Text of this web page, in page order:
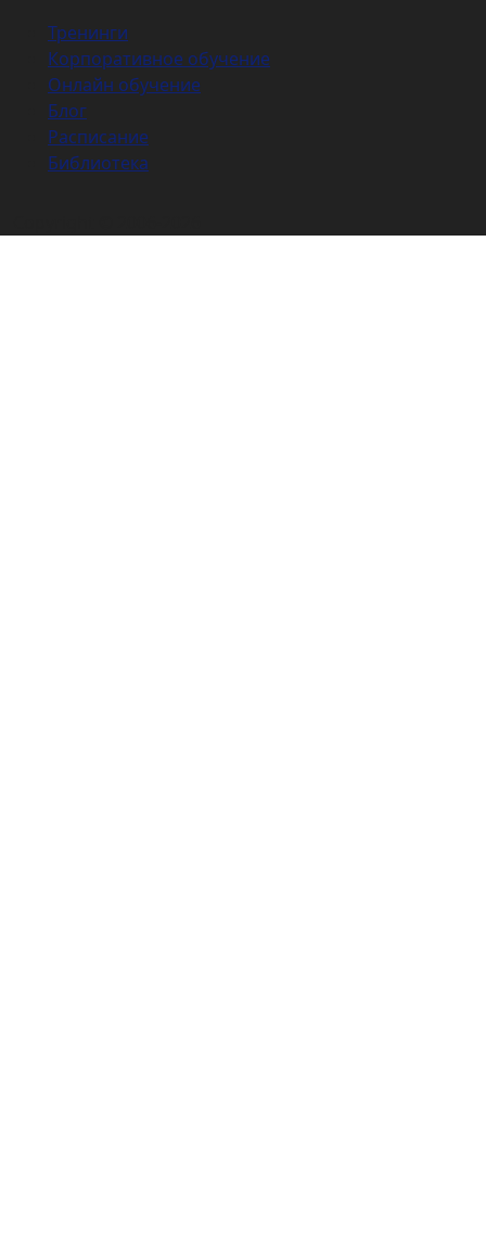
Тренинги
Корпоративное обучение
Онлайн обучение
Блог
Расписание
Библиотека